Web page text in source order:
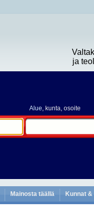
ja
Alue, kunta, osoite
Mainosta täällä Kunnat